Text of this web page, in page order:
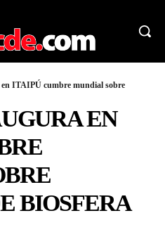
ITAIPÚ cumbre mundial sobre
EN
BIOSFERA